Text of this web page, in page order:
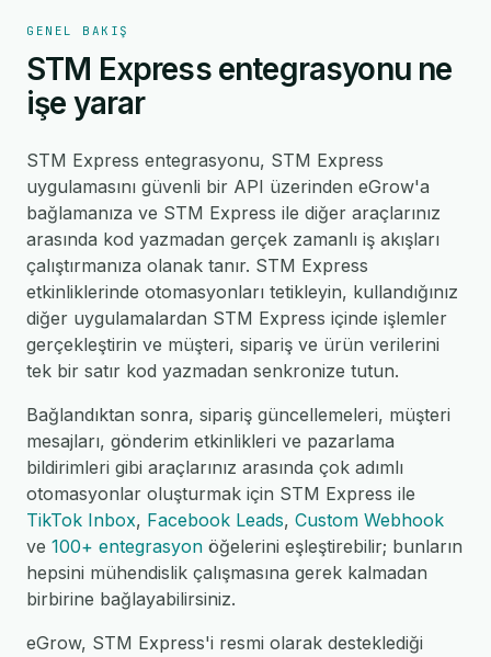
GENEL BAKIŞ
STM Express entegrasyonu ne
işe yarar
STM Express entegrasyonu, STM Express
uygulamasını güvenli bir API üzerinden eGrow'a
bağlamanıza ve STM Express ile diğer araçlarınız
arasında kod yazmadan gerçek zamanlı iş akışları
çalıştırmanıza olanak tanır. STM Express
etkinliklerinde otomasyonları tetikleyin, kullandığınız
diğer uygulamalardan STM Express içinde işlemler
gerçekleştirin ve müşteri, sipariş ve ürün verilerini
tek bir satır kod yazmadan senkronize tutun.
Bağlandıktan sonra, sipariş güncellemeleri, müşteri
mesajları, gönderim etkinlikleri ve pazarlama
bildirimleri gibi araçlarınız arasında çok adımlı
otomasyonlar oluşturmak için STM Express ile
TikTok Inbox, Facebook Leads, Custom Webhook
ve 100+ entegrasyon öğelerini eşleştirebilir; bunların
hepsini mühendislik çalışmasına gerek kalmadan
birbirine bağlayabilirsiniz.
eGrow, STM Express'i resmi olarak desteklediği